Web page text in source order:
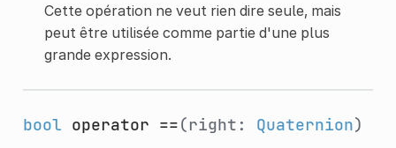
Cette opération ne veut rien dire seule, mais
peut être utilisée comme partie d'une plus
grande expression.
bool operator ==(right: Quaternion)